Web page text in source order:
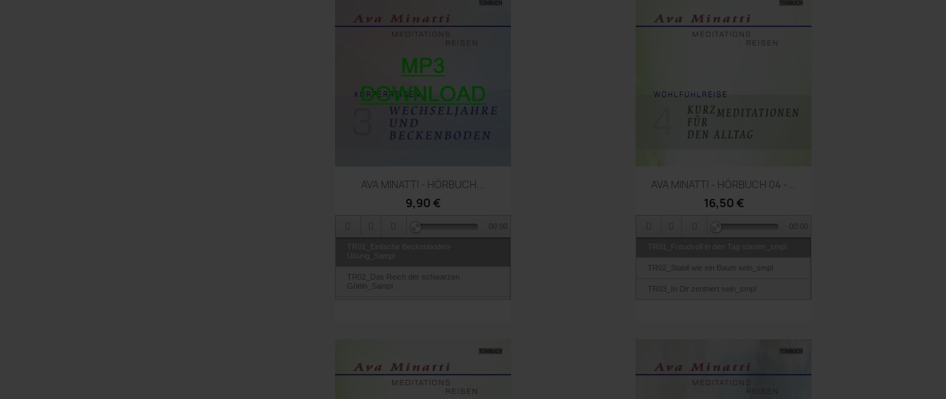
Vorschau
AVA MINATTI - HÖRBUCH...
9,90 €
TR01_Einfache Beckenboden-
TR02_Das Reich der schwarzen
Göttin_Sampl
00:00
Vorschau
AVA MINATTI - HÖRBUCH 04 -...
16,50 €
TR01_Freudvoll in den Tag starten_smpl
TR02_Stabil wie ein Baum sein_smpl
TR03_In Dir zentriert sein_smpl
00:00